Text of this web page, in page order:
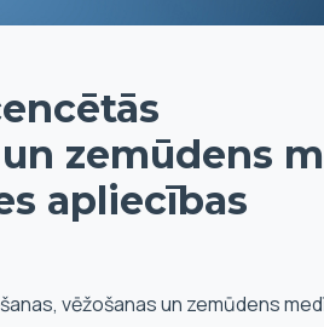
zemūdens
apliecības
vēžošanas un zemūdens